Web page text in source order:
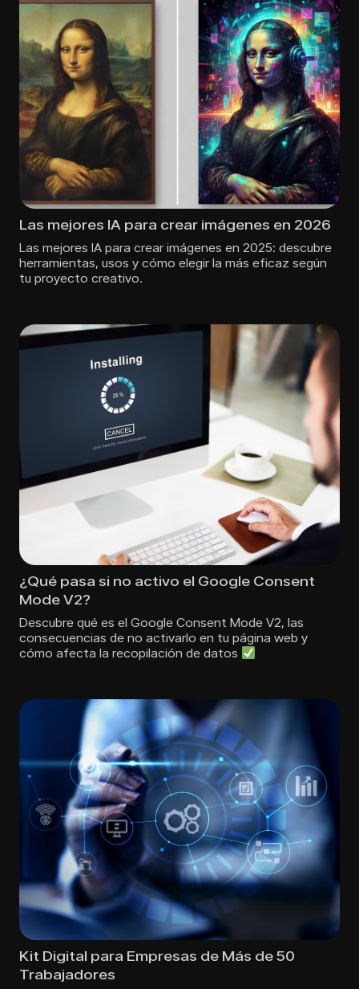
Las mejores IA para crear imágenes en 2026
Las mejores IA para crear imágenes en 2025: descubre
herramientas, usos y cómo elegir la más eficaz según
tu proyecto creativo.
¿Qué pasa si no activo el Google Consent
Mode V2?
Descubre qué es el Google Consent Mode V2, las
consecuencias de no activarlo en tu página web y
cómo afecta la recopilación de datos
Kit Digital para Empresas de Más de 50
Trabajadores